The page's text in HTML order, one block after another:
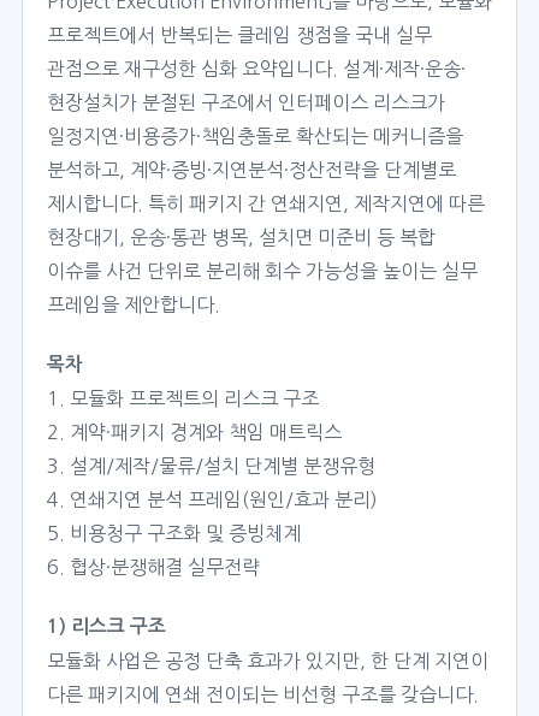
프로젝트에서 반복되는 클레임 쟁점을 국내 실무
관점으로 재구성한 심화 요약입니다. 설계·제작·운송·
현장설치가 분절된 구조에서 인터페이스 리스크가
일정지연·비용증가·책임충돌로 확산되는 메커니즘을
분석하고, 계약·증빙·지연분석·정산전략을 단계별로
제시합니다. 특히 패키지 간 연쇄지연, 제작지연에 따른
현장대기, 운송·통관 병목, 설치면 미준비 등 복합
이슈를 사건 단위로 분리해 회수 가능성을 높이는 실무
프레임을 제안합니다.
목차
1. 모듈화 프로젝트의 리스크 구조
2. 계약·패키지 경계와 책임 매트릭스
3. 설계/제작/물류/설치 단계별 분쟁유형
4. 연쇄지연 분석 프레임(원인/효과 분리)
5. 비용청구 구조화 및 증빙체계
6. 협상·분쟁해결 실무전략
1) 리스크 구조
모듈화 사업은 공정 단축 효과가 있지만, 한 단계 지연이
다른 패키지에 연쇄 전이되는 비선형 구조를 갖습니다.